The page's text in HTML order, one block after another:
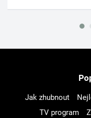
Jak zhubnout
TV program